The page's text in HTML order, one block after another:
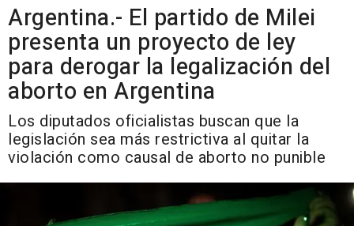
Argentina.- El partido de Milei
presenta un proyecto de ley
para derogar la legalización del
aborto en Argentina
Los diputados oficialistas buscan que la
legislación sea más restrictiva al quitar la
violación como causal de aborto no punible